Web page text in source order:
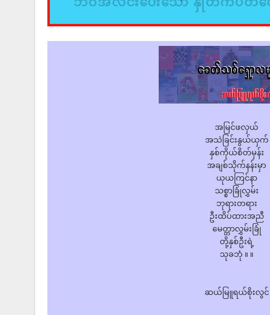
အမြင်ဖလှယ်
အသဲခြင်းနွယ်ယှက်
နှစ်ကိုယ်စိတ်မှန်း
အချစ်သိုက်နန်းမှာ
ယုယကြင်နာ
သစ္စာခြုံလွှမ်း
ဘုရားတရား
ဦးထိပ်ထားအညီ
မေတ္တာလွှမ်းခြုံ
တို့နှစ်ဦးရဲ့
သုခဘုံ ။ ။
ဆယ်မြူရယ်စိုးလွင်